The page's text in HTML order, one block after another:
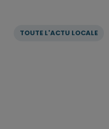
TOUTE L'ACTU LOCALE